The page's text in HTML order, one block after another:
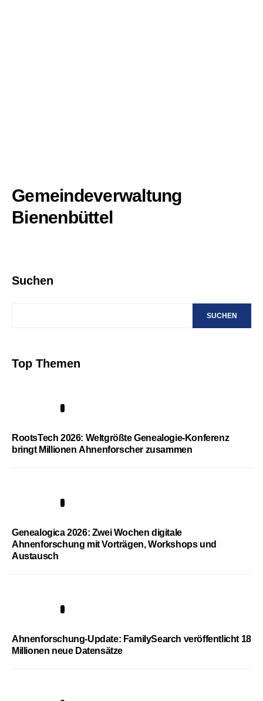
Gemeindeverwaltung
Bienenbüttel
Suchen
SUCHEN
Top Themen
RootsTech 2026: Weltgrößte Genealogie-Konferenz
bringt Millionen Ahnenforscher zusammen
Genealogica 2026: Zwei Wochen digitale
Ahnenforschung mit Vorträgen, Workshops und
Austausch
Ahnenforschung-Update: FamilySearch veröffentlicht 18
Millionen neue Datensätze